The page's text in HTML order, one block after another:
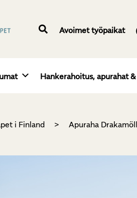
Avoimet työpaikat
Hankerahoitus, apurahat
i Finland > Apuraha